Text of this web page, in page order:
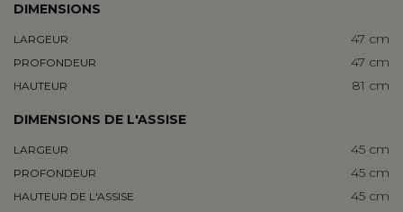
DIMENSIONS
LARGEUR 47 cm
PROFONDEUR 47 cm
HAUTEUR 81 cm
DIMENSIONS DE L'ASSISE
LARGEUR 45 cm
PROFONDEUR 45 cm
HAUTEUR DE L'ASSISE 45 cm